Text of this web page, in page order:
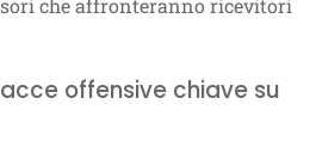
che affronteranno ricevitori
offensive chiave su